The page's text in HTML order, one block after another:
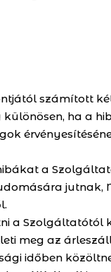
számított
ha a
a
a
meg az
időben